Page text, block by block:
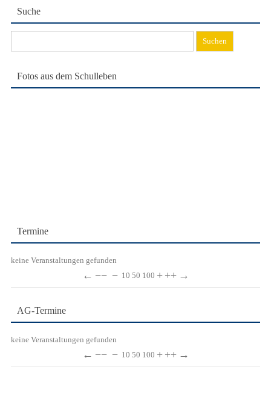
Suche
nach:
Fotos aus dem Schulleben
Termine
keine Veranstaltungen gefunden
← −− − 10 50 100 + ++ →
AG-Termine
keine Veranstaltungen gefunden
← −− − 10 50 100 + ++ →